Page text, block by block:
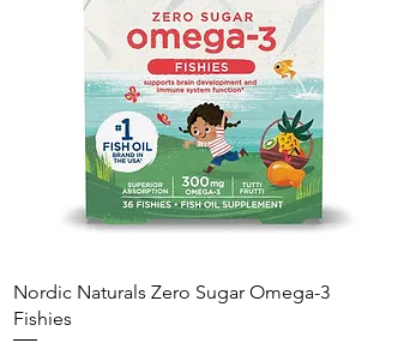
Aperçu rapide
Nordic Naturals Zero Sugar Omega-3
Fishies